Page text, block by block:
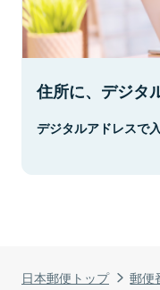
日本郵便トップ 郵便
住所に、デジタ
デジタルアドレスで